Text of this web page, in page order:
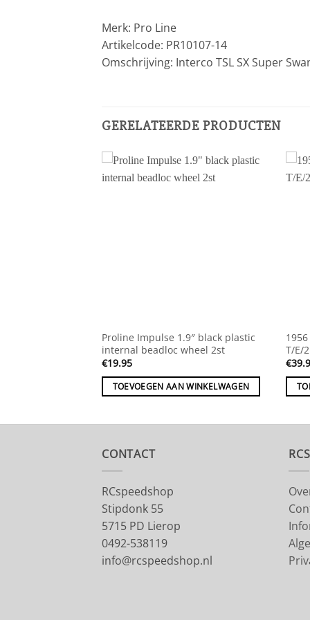
Merk: Pro Line
Artikelcode: PR10107-14
Omschrijving: Interco TSL SX Super
GERELATEERDE PRODUCTEN
Proline Impulse 1.9″ black plastic
internal beadloc wheel 2st
€19.95
TOEVOEGEN AAN WINKELWAGEN
T/E/
€
CONTACT
RCspeedshop
Stipdonk 55
5715 PD Lierop
0492-538119
info@rcspeedshop.nl